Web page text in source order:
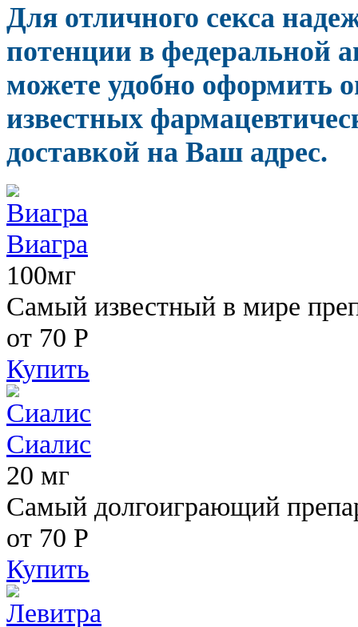
Для отличного секса
потенции в федеральной
можете удобно оформить
известных
доставкой на Ваш адрес.
Виагра
100мг
Самый известный в мире
от 70 Р
Купить
Сиалис
20 мг
Самый долгоиграющий
от 70 Р
Купить